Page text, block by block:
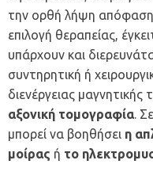
την ορθή λήψη
επιλογή θεραπείας,
υπάρχουν και
συντηρητική ή
διενέργειας μαγνητικής
αξονική τομογραφία.
μπορεί να βοηθήσει η
μοίρας ή το